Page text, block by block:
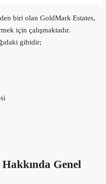
biri olan GoldMark Estates,
için çalışmaktadır.
gibidir;
Genel